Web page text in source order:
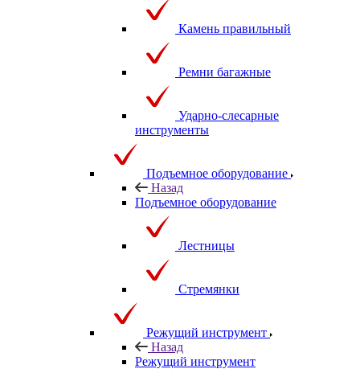
Камень правильный
Ремни багажные
Ударно-слесарные
инструменты
Подъемное оборудование
Назад
Подъемное оборудование
Лестницы
Стремянки
Режущий инструмент
Назад
Режущий инструмент